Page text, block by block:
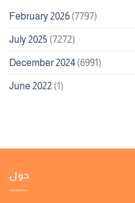
February 2026 (7797)
July 2025 (7272)
December 2024 (6991)
June 2022 (1)
حول